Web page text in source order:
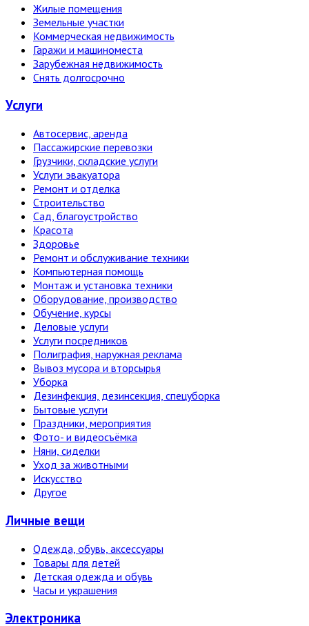
Жилые помещения
Земельные участки
Коммерческая недвижимость
Гаражи и машиноместа
Зарубежная недвижимость
Снять долгосрочно
Услуги
Автосервис, аренда
Пассажирские перевозки
Грузчики, складские услуги
Услуги эвакуатора
Ремонт и отделка
Строительство
Сад, благоустройство
Красота
Здоровье
Ремонт и обслуживание техники
Компьютерная помощь
Монтаж и установка техники
Оборудование, производство
Обучение, курсы
Деловые услуги
Услуги посредников
Полиграфия, наружная реклама
Вывоз мусора и вторсырья
Уборка
Дезинфекция, дезинсекция, спецуборка
Бытовые услуги
Праздники, мероприятия
Фото- и видеосъёмка
Няни, сиделки
Уход за животными
Искусство
Другое
Личные вещи
Одежда, обувь, аксессуары
Товары для детей
Детская одежда и обувь
Часы и украшения
Электро­ника